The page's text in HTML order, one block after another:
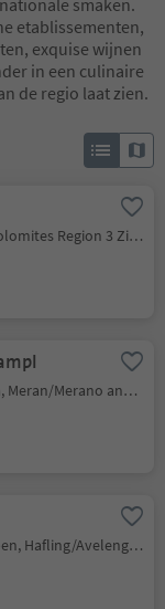
smaken.
etablissementen,
exquise wijnen
in een culinaire
de regio laat zien.
Sexten/Sesto, Dolomites Region 3 Zinnen
Lana/Lana, Lana, Meran/Merano and environs
Falzeben/Falzeben, Hafling/Avelengo, Meran/Merano and environs